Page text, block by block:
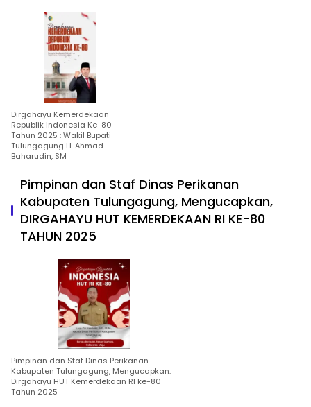
Dirgahayu Kemerdekaan
Republik Indonesia Ke-80
Tahun 2025 : Wakil Bupati
Tulungagung H. Ahmad
Baharudin, SM
Pimpinan dan Staf Dinas Perikanan
Kabupaten Tulungagung, Mengucapkan,
DIRGAHAYU HUT KEMERDEKAAN RI KE-80
TAHUN 2025
Pimpinan dan Staf Dinas Perikanan
Kabupaten Tulungagung, Mengucapkan:
Dirgahayu HUT Kemerdekaan RI ke-80
Tahun 2025